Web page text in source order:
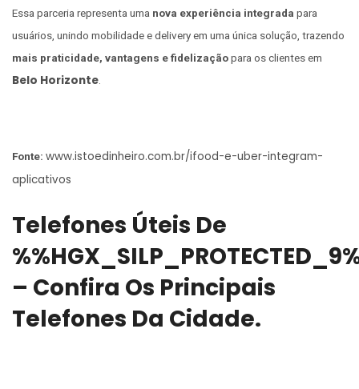
Essa parceria representa uma nova experiência integrada para
usuários, unindo mobilidade e delivery em uma única solução, trazendo
mais praticidade, vantagens e fidelizaçãopara os clientes em
Belo Horizonte
Fonte: www.istoedinheiro.com.br/ifood-e-uber-integram-
aplicativos
Telefones Úteis De
– Confira Os Principais
Telefones Da Cidade.